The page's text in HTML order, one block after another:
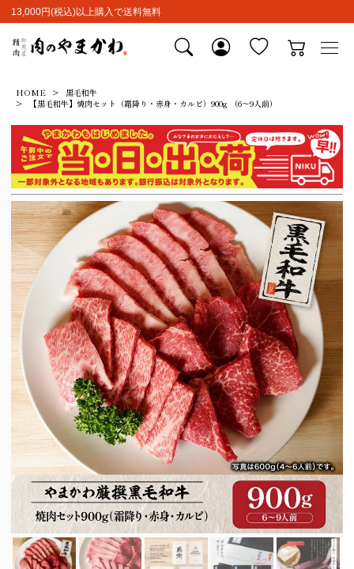
13,000円(税込)以上購入で送料無料
HOME
黒毛和牛
【黒毛和牛】焼肉セット（霜降り・赤身・カルビ）900g （6～9人前）